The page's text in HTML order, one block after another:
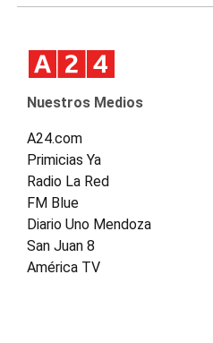
Nuestros Medios
A24.com
Primicias Ya
Radio La Red
FM Blue
Diario Uno Mendoza
San Juan 8
América TV